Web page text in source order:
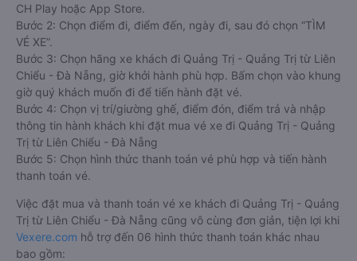
CH Play hoặc App Store.
Bước 2: Chọn điểm đi, điểm đến, ngày đi, sau đó chọn “TÌM
VÉ XE”.
Bước 3: Chọn hãng xe khách đi Quảng Trị - Quảng Trị từ Liên
Chiểu - Đà Nẵng, giờ khởi hành phù hợp. Bấm chọn vào khung
giờ quý khách muốn đi để tiến hành đặt vé.
Bước 4: Chọn vị trí/giường ghế, điểm đón, điểm trả và nhập
thông tin hành khách khi đặt mua vé xe đi Quảng Trị - Quảng
Trị từ Liên Chiểu - Đà Nẵng
Bước 5: Chọn hình thức thanh toán vé phù hợp và tiến hành
thanh toán vé.
Việc đặt mua và thanh toán vé xe khách đi Quảng Trị - Quảng
Trị từ Liên Chiểu - Đà Nẵng cũng vô cùng đơn giản, tiện lợi khi
Vexere.com hỗ trợ đến 06 hình thức thanh toán khác nhau
bao gồm: